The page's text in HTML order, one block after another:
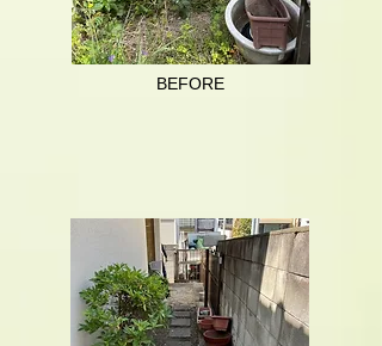
BEFORE